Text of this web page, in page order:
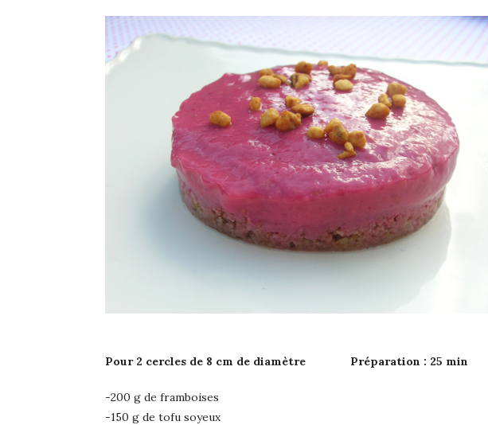
Pour 2 cercles de 8 cm de diamètre Préparation : 25 min
-200 g de framboises
-150 g de tofu soyeux